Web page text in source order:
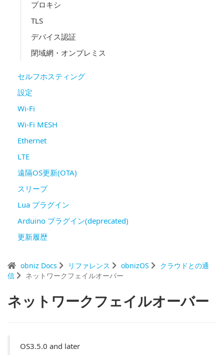
プロキシ
TLS
デバイス認証
閉域網・オンプレミス
セルフホスティング
設定
Wi-Fi
Wi-Fi MESH
Ethernet
LTE
遠隔OS更新(OTA)
スリープ
Lua プラグイン
Arduino プラグイン(deprecated)
更新履歴
obniz Docs リファレンス obnizOS
クラウドとの通
信
ネットワークフェイルオーバー
ネットワークフェイルオーバー
OS3.5.0 and later